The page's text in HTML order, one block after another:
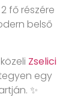
fő részére
belső
Zselici
egy
✨